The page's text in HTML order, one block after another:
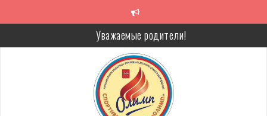
Уважаемые родители!
Алкоголь — путь в никуда
Решение спора без суда
Проголосуй за объекты благоустройства!